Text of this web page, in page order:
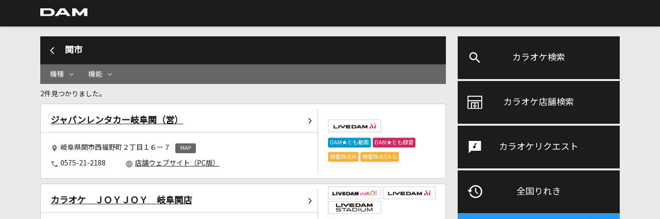
カラオケ検索
カラオケ店舗検索
カラオケリクエスト
全国りれき
関市
機種 機能
2件見つかりました。
ジャパンレンタカー岐阜関（営）
岐阜県関市西福野町２丁目１６ー７ MAP
0575-21-2188 店舗ウェブサイト（PC版）
DAM★とも動画 DAM★とも録音
精密採点Ai 精密採点DX-G
カラオケ ＪＯＹＪＯＹ 岐阜関店